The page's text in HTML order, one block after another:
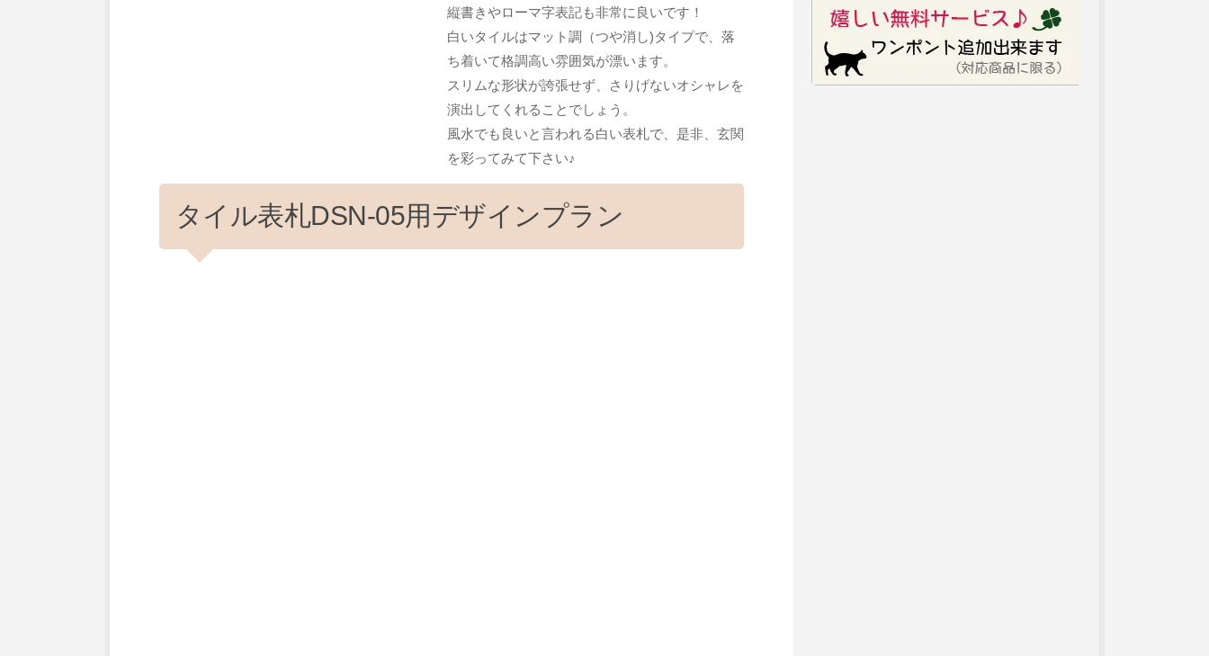
縦書きやローマ字表記も非常に良いです！
白いタイルはマット調（つや消し)タイプで、落
ち着いて格調高い雰囲気が漂います。
スリムな形状が誇張せず、さりげないオシャレを
演出してくれることでしょう。
風水でも良いと言われる白い表札で、是非、玄関
を彩ってみて下さい♪
タイル表札DSN-05用デザインプラン